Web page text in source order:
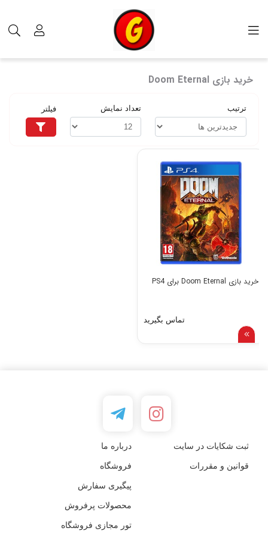
خرید بازی Doom Eternal
ترتیب تعداد نمایش فیلتر
خرید بازی Doom Eternal برای PS4
تماس بگیرید
ثبت شکایات در سایت درباره ما
قوانین و مقررات فروشگاه
پیگیری سفارش
محصولات پرفروش
تور مجازی فروشگاه